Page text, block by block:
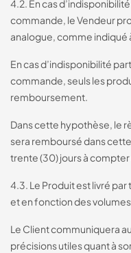
4.2. En cas
commande, le Vendeur
analogue, comme indiqué
En cas d’indisponibilité
commande, seuls les
remboursement.
Dans cette hypothèse, le
sera remboursé dans
trente (30) jours à
4.3. Le Produit est livré
et en fonction des
Le Client communiquera
précisions utiles quant à